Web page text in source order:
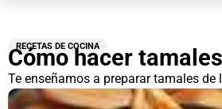
RECETAS DE COCINA
Cómo hacer tamales
Te enseñamos a preparar tamales